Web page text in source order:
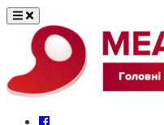
Перейти
вмісту